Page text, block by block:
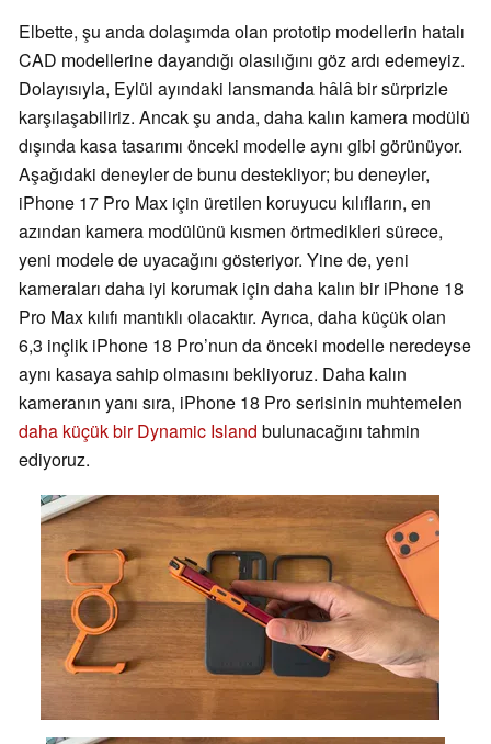
Elbette, şu anda dolaşımda olan prototip modellerin hatalı
CAD modellerine dayandığı olasılığını göz ardı edemeyiz.
Dolayısıyla, Eylül ayındaki lansmanda hâlâ bir sürprizle
karşılaşabiliriz. Ancak şu anda, daha kalın kamera modülü
dışında kasa tasarımı önceki modelle aynı gibi görünüyor.
Aşağıdaki deneyler de bunu destekliyor; bu deneyler,
iPhone 17 Pro Max için üretilen koruyucu kılıfların, en
azından kamera modülünü kısmen örtmedikleri sürece,
yeni modele de uyacağını gösteriyor. Yine de, yeni
kameraları daha iyi korumak için daha kalın bir iPhone 18
Pro Max kılıfı mantıklı olacaktır. Ayrıca, daha küçük olan
6,3 inçlik iPhone 18 Pro’nun da önceki modelle neredeyse
aynı kasaya sahip olmasını bekliyoruz. Daha kalın
kameranın yanı sıra, iPhone 18 Pro serisinin muhtemelen
daha küçük bir Dynamic Island bulunacağını tahmin
ediyoruz.